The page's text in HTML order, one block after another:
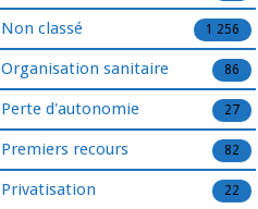
Non classé 1 256
Organisation sanitaire 86
Perte d'autonomie 27
Premiers recours 82
Privatisation 22